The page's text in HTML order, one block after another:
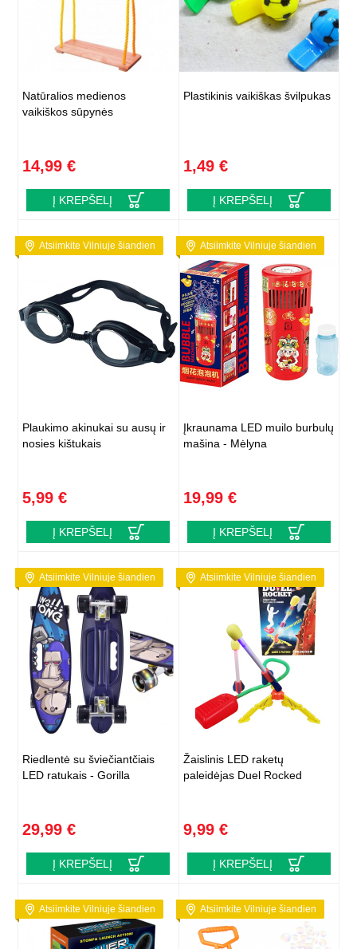
Natūralios medienos
vaikiškos sūpynės
14,99 €
Į KREPŠELĮ
Plastikinis vaikiškas švilpukas
1,49 €
Į KREPŠELĮ
Atsiimkite Vilniuje šiandien
Plaukimo akinukai su ausų ir
nosies kištukais
5,99 €
Į KREPŠELĮ
Atsiimkite Vilniuje šiandien
Įkraunama LED muilo burbulų
mašina - Mėlyna
19,99 €
Į KREPŠELĮ
Atsiimkite Vilniuje šiandien
Riedlentė su šviečiantčiais
LED ratukais - Gorilla
29,99 €
Į KREPŠELĮ
Atsiimkite Vilniuje šiandien
Žaislinis LED raketų
paleidėjas Duel Rocked
9,99 €
Į KREPŠELĮ
Atsiimkite Vilniuje šiandien Atsiimkite Vilniuje šiandien